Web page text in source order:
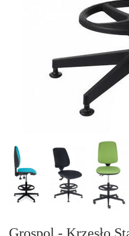
Grospol - Krzesło